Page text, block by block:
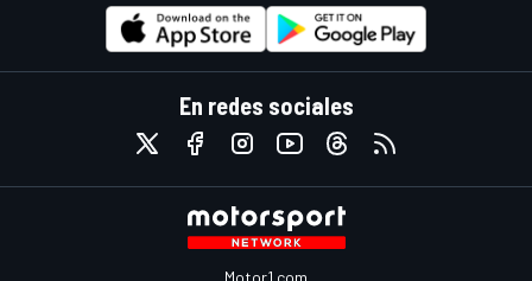
En redes sociales
Motor1.com